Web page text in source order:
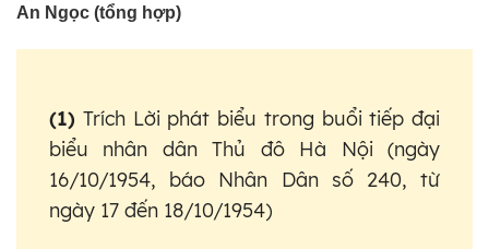
An Ngọc (tổng hợp)
(1) Trích Lời phát biểu trong buổi tiếp đại
biểu nhân dân Thủ đô Hà Nội (ngày
16/10/1954, báo Nhân Dân số 240, từ
ngày 17 đến 18/10/1954)